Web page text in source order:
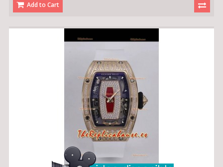
Add to Cart